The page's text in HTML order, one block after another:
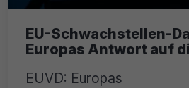
EU-Schwachstellen-
Europas Antwort auf
EUVD: Europas